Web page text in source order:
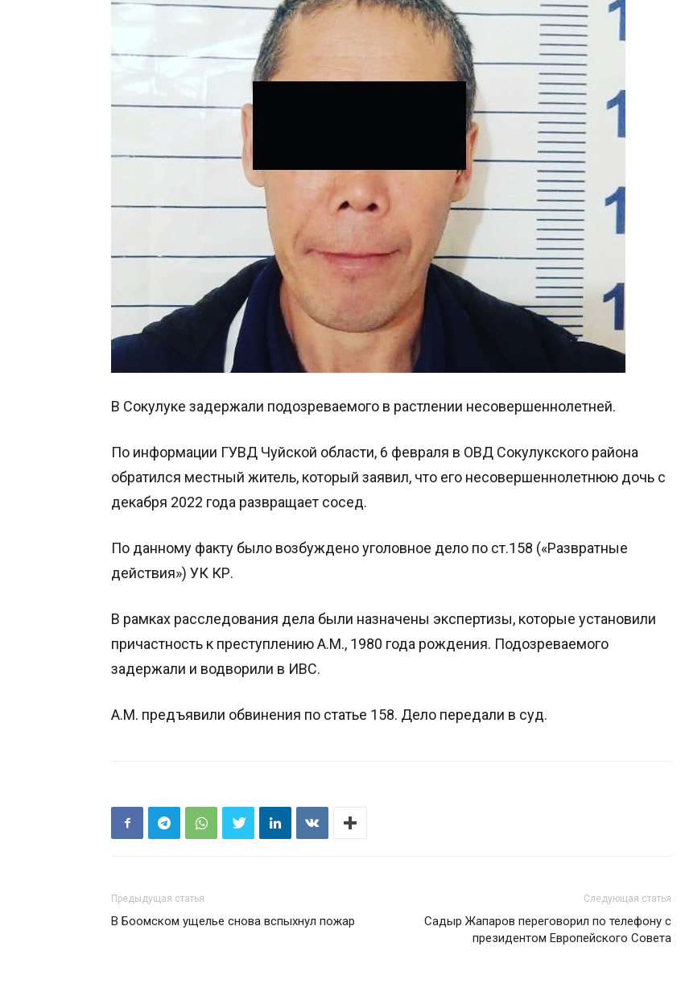
В Сокулуке задержали подозреваемого в растлении несовершеннолетней.
По информации ГУВД Чуйской области, 6 февраля в ОВД Сокулукского района
обратился местный житель, который заявил, что его несовершеннолетнюю дочь с
декабря 2022 года развращает сосед.
По данному факту было возбуждено уголовное дело по ст.158 («Развратные
действия») УК КР.
В рамках расследования дела были назначены экспертизы, которые установили
причастность к преступлению А.М., 1980 года рождения. Подозреваемого
задержали и водворили в ИВС.
А.М. предъявили обвинения по статье 158. Дело передали в суд.
Предыдущая статья
В Боомском ущелье снова вспыхнул пожар
Следующая статья
Садыр Жапаров переговорил по телефону с
президентом Европейского Совета